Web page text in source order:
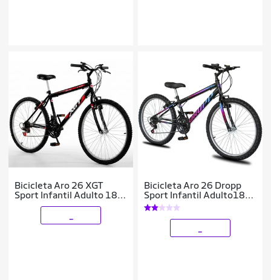
Bicicleta Aro 26 XGT
Sport Infantil Adulto 18
Marchas Freio VBrake
Bicicleta Aro 26 Dropp
Sport Infantil Adulto18
vel marchas Freio V-
Brake